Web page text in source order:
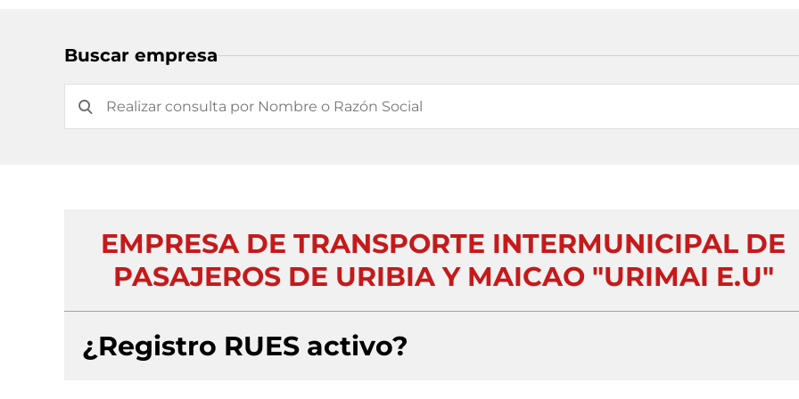
Buscar empresa
EMPRESA DE TRANSPORTE INTERMUNICIPAL DE
PASAJEROS DE URIBIA Y MAICAO "URIMAI E.U"
¿Registro RUES activo?